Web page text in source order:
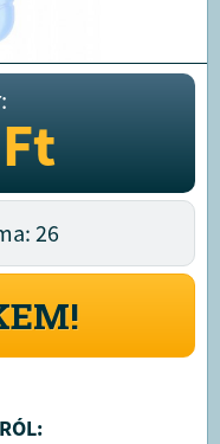
Ft
26